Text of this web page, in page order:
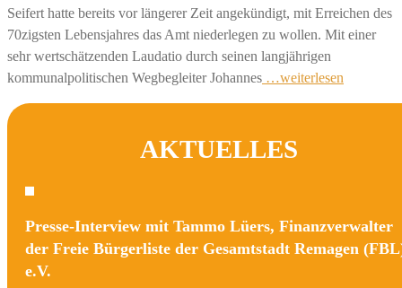
Seifert hatte bereits vor längerer Zeit angekündigt, mit Erreichen des
70zigsten Lebensjahres das Amt niederlegen zu wollen. Mit einer
sehr wertschätzenden Laudatio durch seinen langjährigen
kommunalpolitischen Wegbegleiter Johannes …weiterlesen
AKTUELLES
Presse-Interview mit Tammo Lüers, Finanzverwalter
der Freie Bürgerliste der Gesamtstadt Remagen
e.V.